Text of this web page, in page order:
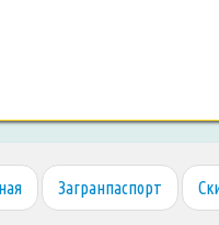
Загранпаспорт